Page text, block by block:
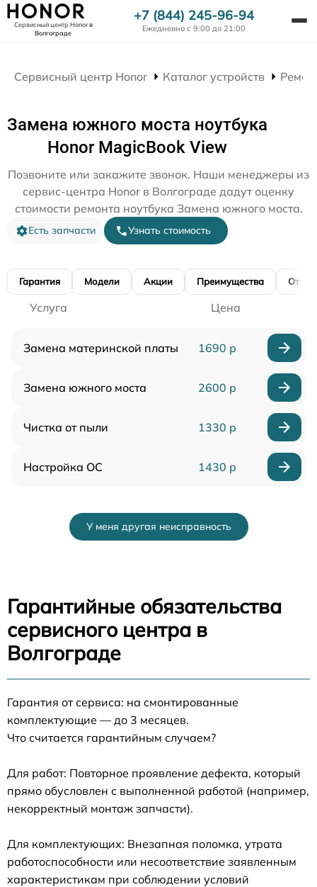
Сервисный центр Honorв
Волгограде
+7 (844) 245-96-94
Ежедневно с 9:00 до 21:00
Сервисный центр Honor Каталог устройств
Замена южного моста ноутбука
Honor MagicBook View
Позвоните или закажите звонок. Наши менеджеры из
сервис-центра Honor в Волгограде дадут оценку
стоимости ремонта ноутбука Замена южного моста.
Есть запчасти Узнать стоимость
Гарантия Модели Акции Преимущества
Услуга Цена
Замена материнской платы 1690 р
Замена южного моста 2600 р
Чистка от пыли 1330 р
Настройка ОС 1430 р
У меня другая неисправность
Гарантийные обязательства
сервисного центра в
Волгограде
Гарантия от сервиса: на смонтированные
комплектующие — до 3 месяцев.
Что считается гарантийным случаем?
Для работ: Повторное проявление дефекта, который
прямо обусловлен с выполненной работой (например,
некорректный монтаж запчасти).
Для комплектующих: Внезапная поломка, утрата
работоспособности или несоответствие заявленным
характеристикам при соблюдении условий